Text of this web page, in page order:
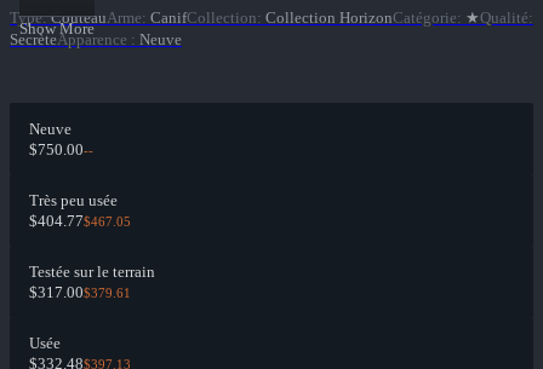
Show More
Type: CouteauArme: CanifCollection: Collection HorizonCatégorie: ★Qualité:
SecrèteApparence : Neuve
Neuve
$750.00--
Très peu usée
$404.77$467.05
Testée sur le terrain
$317.00$379.61
Usée
$332.48$397.13